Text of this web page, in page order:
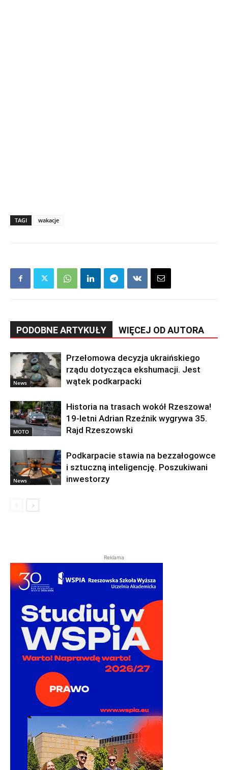
TAGI wakacje
PODOBNE ARTYKUŁY WIĘCEJ OD AUTORA
News
Przełomowa decyzja ukraińskiego
rządu dotycząca ekshumacji. Jest
wątek podkarpacki
MOTO
Historia na trasach wokół Rzeszowa!
19-letni Adrian Rzeźnik wygrywa 35.
Rajd Rzeszowski
News
Podkarpacie stawia na bezzałogowce
i sztuczną inteligencję. Poszukiwani
inwestorzy
Reklama